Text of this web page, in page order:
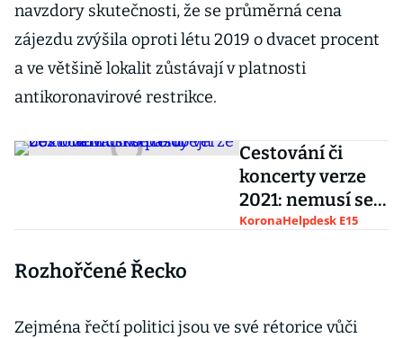
navzdory skutečnosti, že se průměrná cena
zájezdu zvýšila oproti létu 2019 o dvacet procent
a ve většině lokalit zůstávají v platnosti
antikoronavirové restrikce.
Cestování či
koncerty verze
2021: nemusí se
to obejít bez
KoronaHelpdesk E15
Rozhořčené Řecko
Zejména řečtí politici jsou ve své rétorice vůči